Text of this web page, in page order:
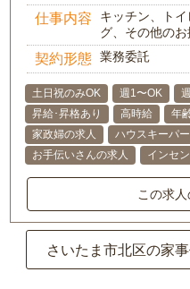
仕事内容
キッチン、ト
グ、その他のお
契約形態 業務委託
土日祝のみOK 週1〜OK
昇給･昇格あり
高時給 年
家政婦の求人
ハウスキーパ
お手伝いさんの求人
インセ
この求
さいたま市北区の家